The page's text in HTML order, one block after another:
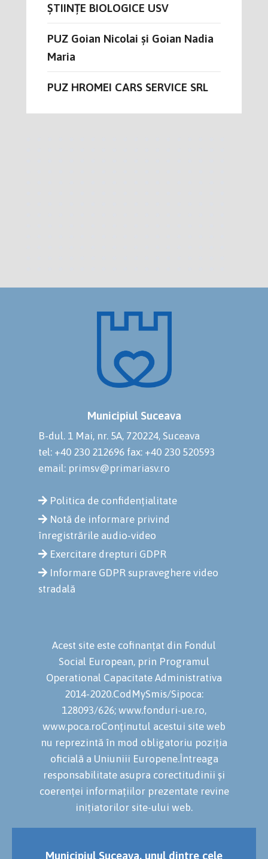
ȘTIINȚE BIOLOGICE USV
PUZ Goian Nicolai și Goian Nadia
Maria
PUZ HROMEI CARS SERVICE SRL
Municipiul Suceava
B-dul. 1 Mai, nr. 5A, 720224, Suceava
tel: +40 230 212696 fax: +40 230 520593
email: primsv@primariasv.ro
Politica de confidențialitate
Notă de informare privind
înregistrările audio-video
Exercitare drepturi GDPR
Informare GDPR supraveghere video
stradală
Acest site este cofinanțat din Fondul
Social European, prin Programul
Operational Capacitate Administrativa
2014-2020.CodMySmis/Sipoca:
128093/626; www.fonduri-ue.ro,
www.poca.roConținutul acestui site web
nu reprezintă în mod obligatoriu poziția
oficială a Uniuniii Europene.Întreaga
responsabilitate asupra corectitudinii și
coerenței informațiilor prezentate revine
inițiatorilor site-ului web.
Municipiul Suceava, unul dintre cele